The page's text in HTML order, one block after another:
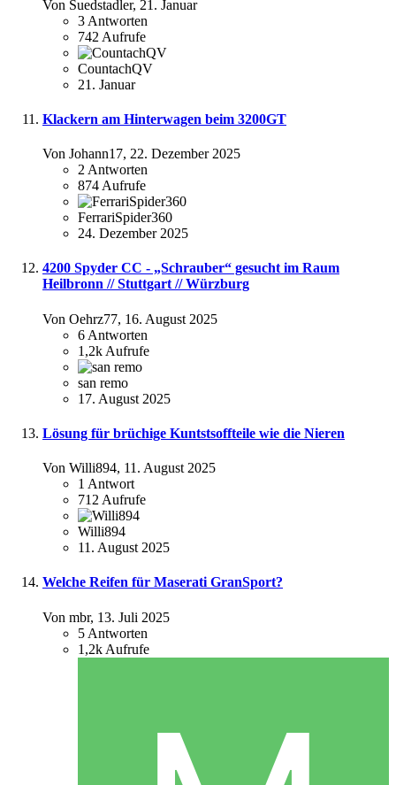
Von Suedstadler, 21. Januar
3 Antworten
742 Aufrufe
CountachQV
21. Januar
Klackern am Hinterwagen beim 3200GT
Von Johann17, 22. Dezember 2025
2 Antworten
874 Aufrufe
FerrariSpider360
24. Dezember 2025
4200 Spyder CC - „Schrauber“ gesucht im Raum
Heilbronn // Stuttgart // Würzburg
Von Oehrz77, 16. August 2025
6 Antworten
1,2k Aufrufe
san remo
17. August 2025
Lösung für brüchige Kuntstsoffteile wie die Nieren
Von Willi894, 11. August 2025
1 Antwort
712 Aufrufe
Willi894
11. August 2025
Welche Reifen für Maserati GranSport?
Von mbr, 13. Juli 2025
5 Antworten
1,2k Aufrufe